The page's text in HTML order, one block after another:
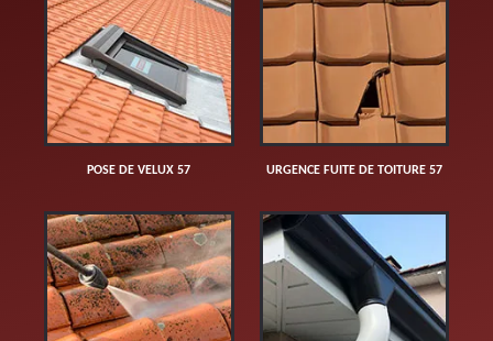
POSE DE VELUX 57 URGENCE FUITE DE TOITURE 57